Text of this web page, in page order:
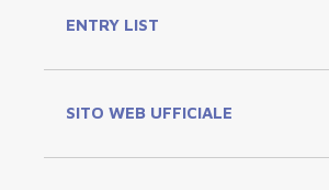
ENTRY LIST
SITO WEB UFFICIALE